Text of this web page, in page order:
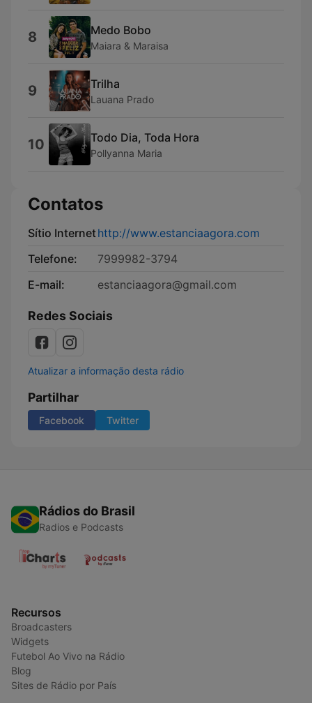
8 Medo Bobo
Maiara & Maraisa
9 Trilha
Lauana Prado
10 Todo Dia, Toda Hora
Pollyanna Maria
Contatos
Sítio Internethttp://www.estanciaagora.com
Telefone:
7999982-3794
E-mail:
estanciaagora@gmail.com
Redes Sociais
Atualizar a informação desta rádio
Partilhar
Facebook Twitter
Rádios do Brasil
Radios e Podcasts
Recursos
Broadcasters
Widgets
Futebol Ao Vivo na Rádio
Blog
Sites de Rádio por País